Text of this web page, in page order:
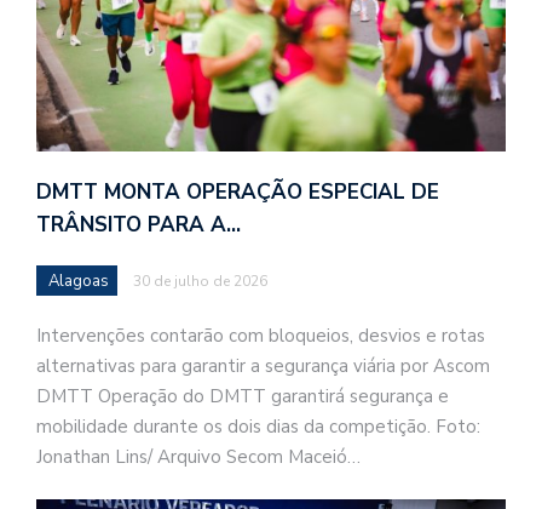
DMTT MONTA OPERAÇÃO ESPECIAL DE
TRÂNSITO PARA A…
Alagoas 30 de julho de 2026
Intervenções contarão com bloqueios, desvios e rotas
alternativas para garantir a segurança viária por Ascom
DMTT Operação do DMTT garantirá segurança e
mobilidade durante os dois dias da competição. Foto:
Jonathan Lins/ Arquivo Secom Maceió…